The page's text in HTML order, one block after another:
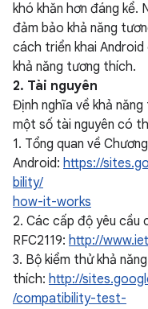
khó khăn hơn đáng kể.
đảm bảo khả năng
cách triển khai
khả năng tương thích.
2. Tài nguyên
Định nghĩa về khả
một số tài nguyên có
1. Tổng quan về
Android: https://
bility/
how-it-works
2. Các cấp độ yêu cầu
RFC2119: http://
3. Bộ kiểm thử khả
thích: http://
/compatibility-test-